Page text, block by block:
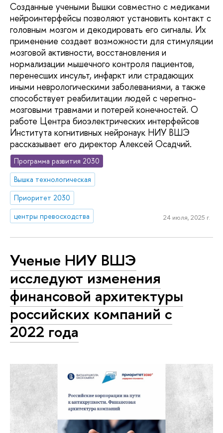
Созданные учеными Вышки совместно с медиками
нейроинтерфейсы позволяют установить контакт с
головным мозгом и декодировать его сигналы. Их
применение создает возможности для стимуляции
мозговой активности, восстановления и
нормализации мышечного контроля пациентов,
перенесших инсульт, инфаркт или страдающих
иными неврологическими заболеваниями, а также
способствует реабилитации людей с черепно-
мозговыми травмами и потерей конечностей. О
работе Центра биоэлектрических интерфейсов
Института когнитивных нейронаук НИУ ВШЭ
рассказывает его директор Алексей Осадчий.
Программа развития 2030
Вышка технологическая
Приоритет 2030
центры превосходства
24 июля, 2025 г.
Ученые НИУ ВШЭ
исследуют изменения
финансовой архитектуры
российских компаний с
2022 года